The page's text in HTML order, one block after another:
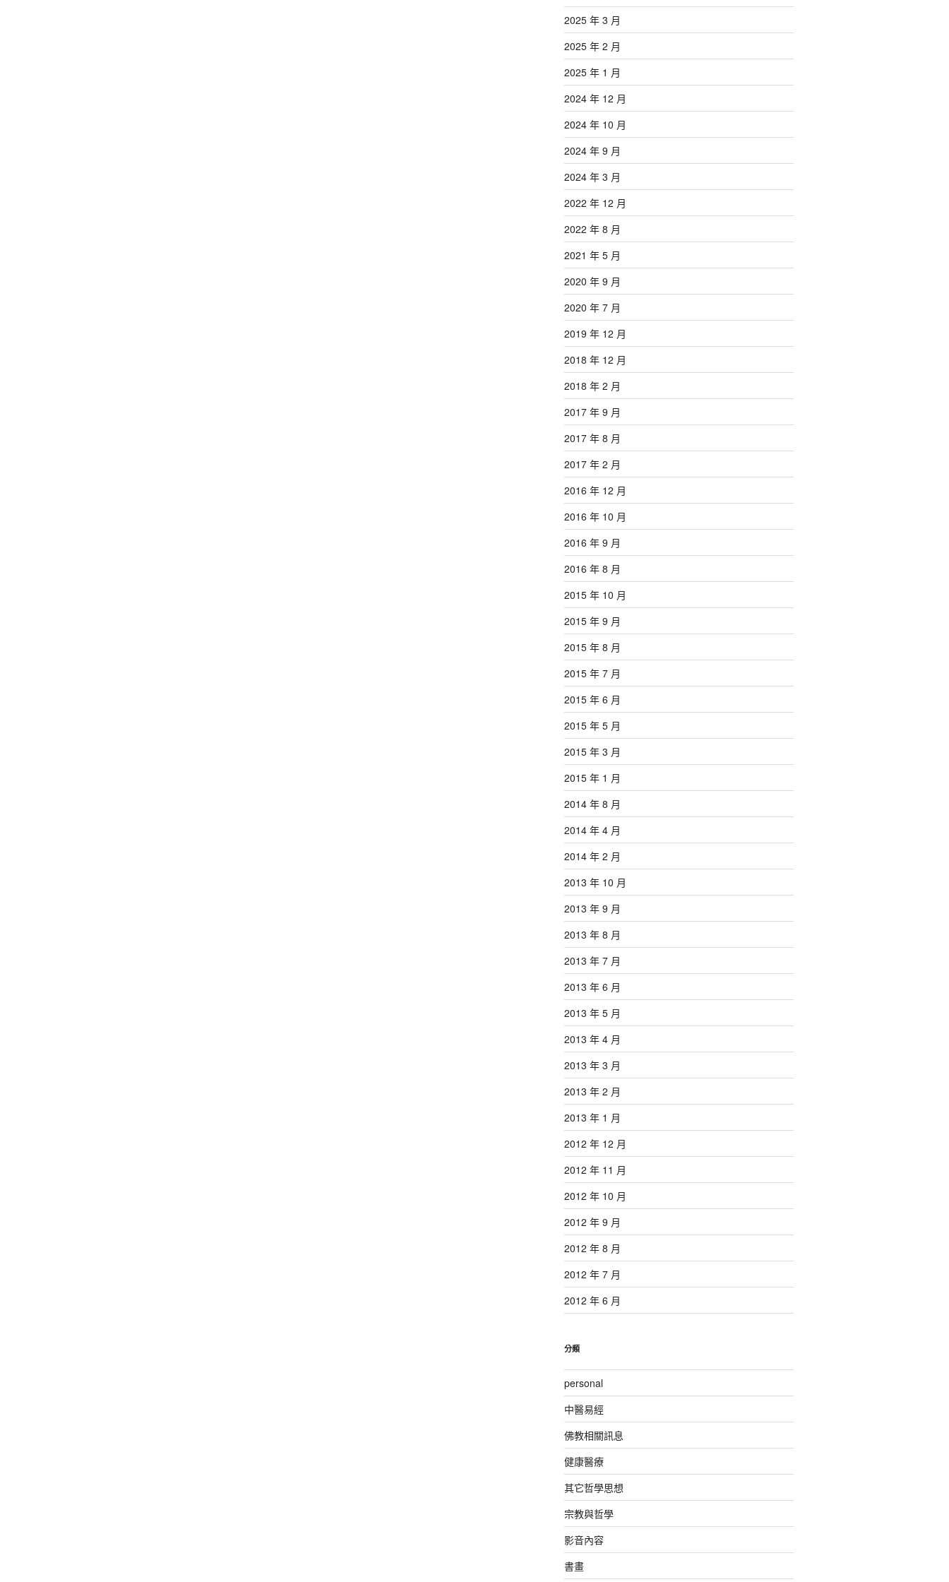
2025 年 3 月
2025 年 2 月
2025 年 1 月
2024 年 12 月
2024 年 10 月
2024 年 9 月
2024 年 3 月
2022 年 12 月
2022 年 8 月
2021 年 5 月
2020 年 9 月
2020 年 7 月
2019 年 12 月
2018 年 12 月
2018 年 2 月
2017 年 9 月
2017 年 8 月
2017 年 2 月
2016 年 12 月
2016 年 10 月
2016 年 9 月
2016 年 8 月
2015 年 10 月
2015 年 9 月
2015 年 8 月
2015 年 7 月
2015 年 6 月
2015 年 5 月
2015 年 3 月
2015 年 1 月
2014 年 8 月
2014 年 4 月
2014 年 2 月
2013 年 10 月
2013 年 9 月
2013 年 8 月
2013 年 7 月
2013 年 6 月
2013 年 5 月
2013 年 4 月
2013 年 3 月
2013 年 2 月
2013 年 1 月
2012 年 12 月
2012 年 11 月
2012 年 10 月
2012 年 9 月
2012 年 8 月
2012 年 7 月
2012 年 6 月
分類
personal
中醫易經
佛教相關訊息
健康醫療
其它哲學思想
宗教與哲學
影音內容
書畫